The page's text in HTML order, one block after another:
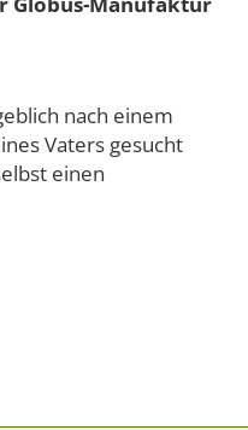
nach einem
Vaters gesucht
einen